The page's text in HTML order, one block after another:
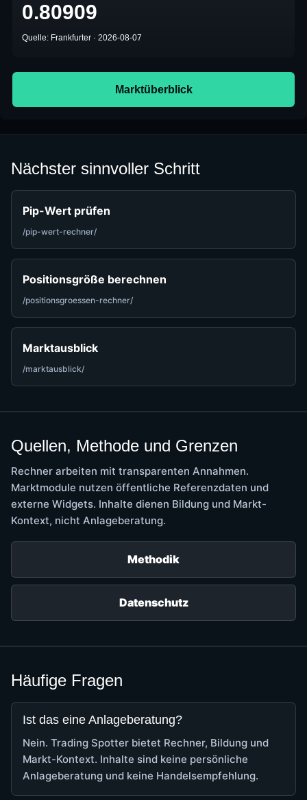
0.80909
Quelle: Frankfurter · 2026-08-07
Marktüberblick
Nächster sinnvoller Schritt
Pip-Wert prüfen
/pip-wert-rechner/
Positionsgröße berechnen
/positionsgroessen-rechner/
Marktausblick
/marktausblick/
Quellen, Methode und Grenzen
Rechner arbeiten mit transparenten Annahmen.
Marktmodule nutzen öffentliche Referenzdaten und
externe Widgets. Inhalte dienen Bildung und Markt-
Kontext, nicht Anlageberatung.
Methodik
Datenschutz
Häufige Fragen
Ist das eine Anlageberatung?
Nein. Trading Spotter bietet Rechner, Bildung und
Markt-Kontext. Inhalte sind keine persönliche
Anlageberatung und keine Handelsempfehlung.